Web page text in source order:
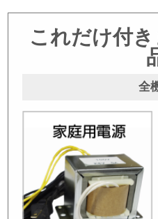
これだけ付
全